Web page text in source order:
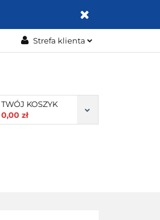
Strefa klienta
Dodaj zgłoszenie
TWÓJ KOSZYK
0,00 zł